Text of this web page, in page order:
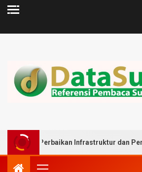
Infrastruktur dan Penyebaran